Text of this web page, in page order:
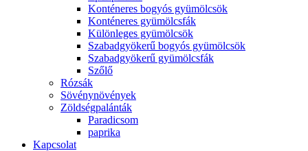
Konténeres bogyós gyümölcsök
Konténeres gyümölcsfák
Különleges gyümölcsök
Szabadgyökerű bogyós gyümölcsök
Szabadgyökerű gyümölcsfák
Szőlő
Rózsák
Sövénynövények
Zöldségpalánták
Paradicsom
paprika
Kapcsolat